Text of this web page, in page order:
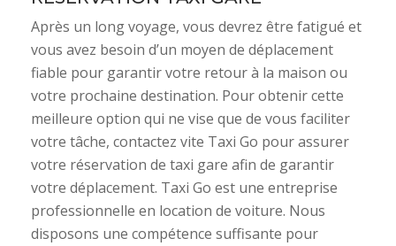
Après un long voyage, vous devrez être fatigué et
vous avez besoin d’un moyen de déplacement
fiable pour garantir votre retour à la maison ou
votre prochaine destination. Pour obtenir cette
meilleure option qui ne vise que de vous faciliter
votre tâche, contactez vite Taxi Go pour assurer
votre réservation de taxi gare afin de garantir
votre déplacement. Taxi Go est une entreprise
professionnelle en location de voiture. Nous
disposons une compétence suffisante pour